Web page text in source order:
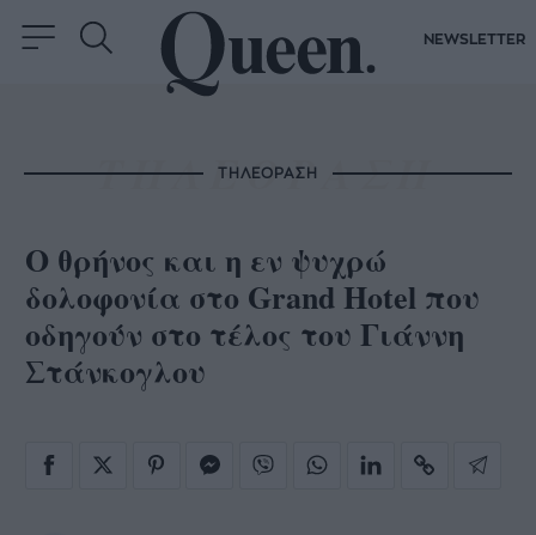
NEWSLETTER
ΤΗΛΕΟΡΑΣΗ
Ο θρήνος και η εν ψυχρώ
δολοφονία στο Grand Hotel που
οδηγούν στο τέλος του Γιάννη
Στάνκογλου